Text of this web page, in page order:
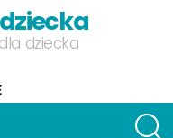
dziecka